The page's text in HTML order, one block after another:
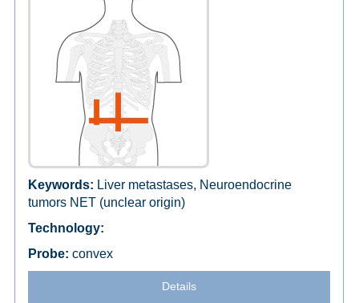
Liver metastases, Neuroendocrine
tumors NET (unclear origin)
convex
Details